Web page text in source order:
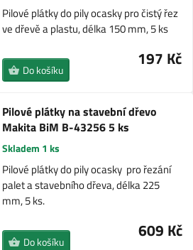
Pilové plátky do pily ocasky pro čistý řez
ve dřevě a plastu, délka 150 mm, 5 ks
197 Kč
Do košíku
Pilové plátky na stavební dřevo
Makita BiM B-43256 5 ks
Skladem 1 ks
Pilové plátky do pily ocasky pro řezání
palet a stavebního dřeva, délka 225
mm, 5 ks.
609 Kč
Do košíku